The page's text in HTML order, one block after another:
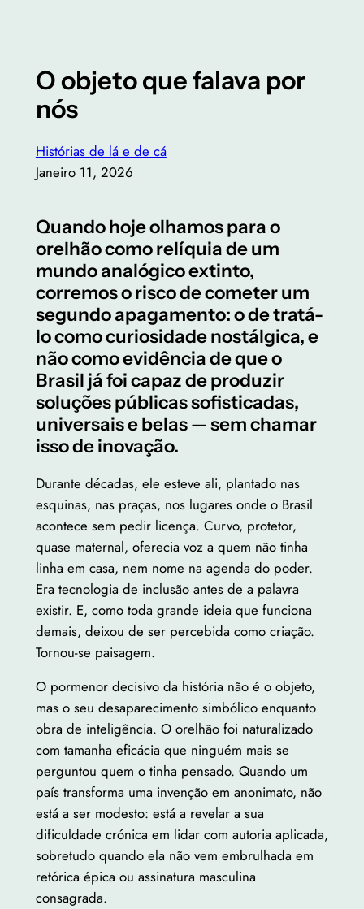
O objeto que falava por
nós
Histórias de lá e de cá
Janeiro 11, 2026
Quando hoje olhamos para o
orelhão como relíquia de um
mundo analógico extinto,
corremos o risco de cometer um
segundo apagamento: o de tratá-
lo como curiosidade nostálgica, e
não como evidência de que o
Brasil já foi capaz de produzir
soluções públicas sofisticadas,
universais e belas — sem chamar
isso de inovação.
Durante décadas, ele esteve ali, plantado nas
esquinas, nas praças, nos lugares onde o Brasil
acontece sem pedir licença. Curvo, protetor,
quase maternal, oferecia voz a quem não tinha
linha em casa, nem nome na agenda do poder.
Era tecnologia de inclusão antes de a palavra
existir. E, como toda grande ideia que funciona
demais, deixou de ser percebida como criação.
Tornou-se paisagem.
O pormenor decisivo da história não é o objeto,
mas o seu desaparecimento simbólico enquanto
obra de inteligência. O orelhão foi naturalizado
com tamanha eficácia que ninguém mais se
perguntou quem o tinha pensado. Quando um
país transforma uma invenção em anonimato, não
está a ser modesto: está a revelar a sua
dificuldade crónica em lidar com autoria aplicada,
sobretudo quando ela não vem embrulhada em
retórica épica ou assinatura masculina
consagrada.